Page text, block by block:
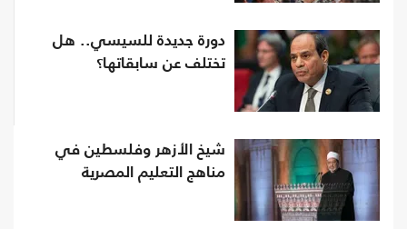
دورة جديدة للسيسي.. هل
تختلف عن سابقاتها؟
شيخ الأزهر وفلسطين في
مناهج التعليم المصرية